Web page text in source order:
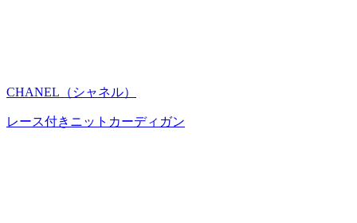
CHANEL（シャネル）
レース付きニットカーディガン